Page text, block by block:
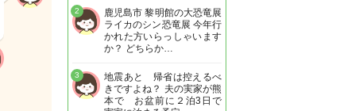
鹿児島市 黎明館の大恐竜展
ライカのシン恐竜展 今年行
かれた方いらっしゃいます
か？ どちらか…
2
地震あと 帰省は控えるべ
きですよね？ 夫の実家が熊
本で お盆前に２泊3日で
3